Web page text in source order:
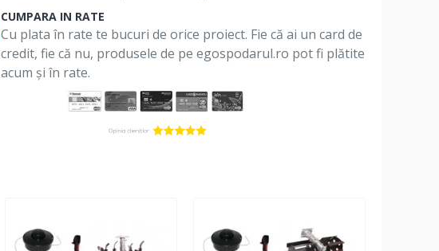
CUMPARA IN RATE
Cu plata în rate te bucuri de orice proiect. Fie că ai un card de
credit, fie că nu, produsele de pe egospodarul.ro pot fi plătite
acum și în rate.